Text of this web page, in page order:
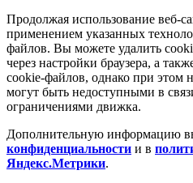
Продолжая использование веб-
применением указанных
файлов. Вы можете удалить
через настройки браузера, а
cookie-файлов, однако при этом
могут быть недоступными в
ограничениями движка.
Дополнительную информацию
конфиденциальности и в
Яндекс.Метрики.